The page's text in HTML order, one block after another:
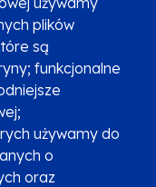
plików
są
funkcjonalne
używamy do
o
oraz
z KPP i KPON
em
projektu